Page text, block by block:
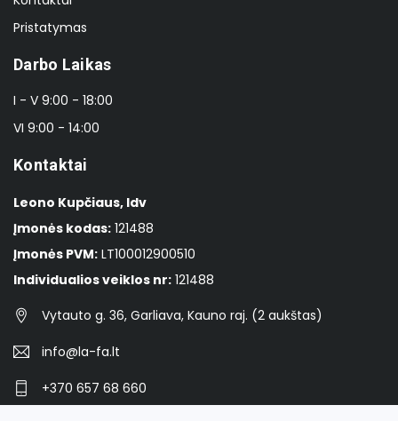
Pristatymas
Darbo Laikas
I - V 9:00 - 18:00
VI 9:00 - 14:00
Kontaktai
Leono Kupčiaus, Idv
Įmonės kodas: 121488
Įmonės PVM: LT100012900510
Individualios veiklos nr: 121488
Vytauto g. 36, Garliava, Kauno raj. (2 aukštas)
info@la-fa.lt
+370 657 68 660